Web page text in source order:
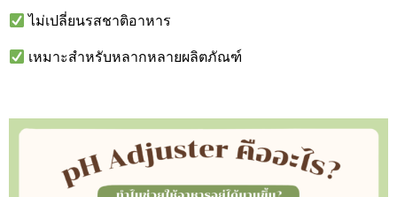
ไม่เปลี่ยนรสชาติอาหาร
เหมาะสำหรับหลากหลายผลิตภัณฑ์